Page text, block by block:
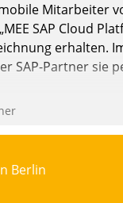
Mitarbeiter
SAP Cloud
erhalten.
SAP-Partner sie
Berlin